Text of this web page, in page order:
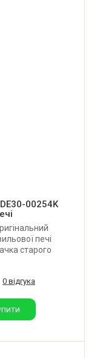
00254K
печі
старого
17,7 мм.
0 відгука